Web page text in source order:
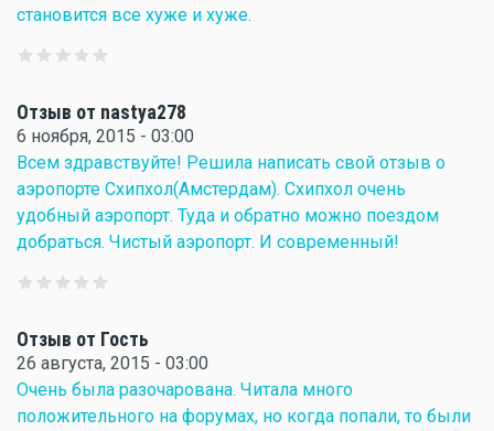
становится все хуже и хуже.
Отзыв от nastya278
6 ноября, 2015 - 03:00
Всем здравствуйте! Решила написать свой отзыв о
аэропорте Схипхол(Амстердам). Схипхол очень
удобный аэропорт. Туда и обратно можно поездом
добраться. Чистый аэропорт. И современный!
Отзыв от Гость
26 августа, 2015 - 03:00
Очень была разочарована. Читала много
положительного на форумах, но когда попали, то были